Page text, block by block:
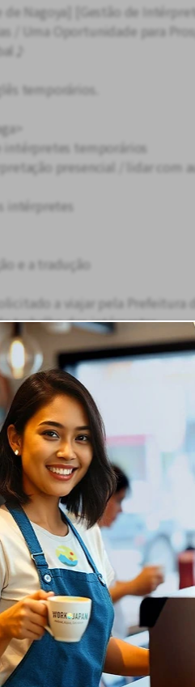
de Nagoya] [Gestão de
/ Uma Oportunidade para
temporários.
intérpretes temporários
presencial / lidar com
intérpretes
e a tradução
a viajar pela Prefeitura
trabalho dos intérpretes.
onde você pode alavancar
carreira!
habilidades em inglês
também poderá aprimorar
em uma ampla gama de
trabalhistas.
o equilíbrio entre vida
de dois dias (sábados
a 11 dias de férias durante a
bastante descanso,